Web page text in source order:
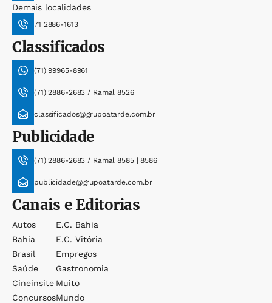
Demais localidades
71 2886-1613
Classificados
(71) 99965-8961
(71) 2886-2683 / Ramal 8526
classificados@grupoatarde.com.br
Publicidade
(71) 2886-2683 / Ramal 8585 | 8586
publicidade@grupoatarde.com.br
Canais e Editorias
Autos
Bahia
Brasil
Saúde
Cineinsite
Concursos
E.c. Bahia
E.c. Vitória
Empregos
Gastronomia
Muito
Mundo